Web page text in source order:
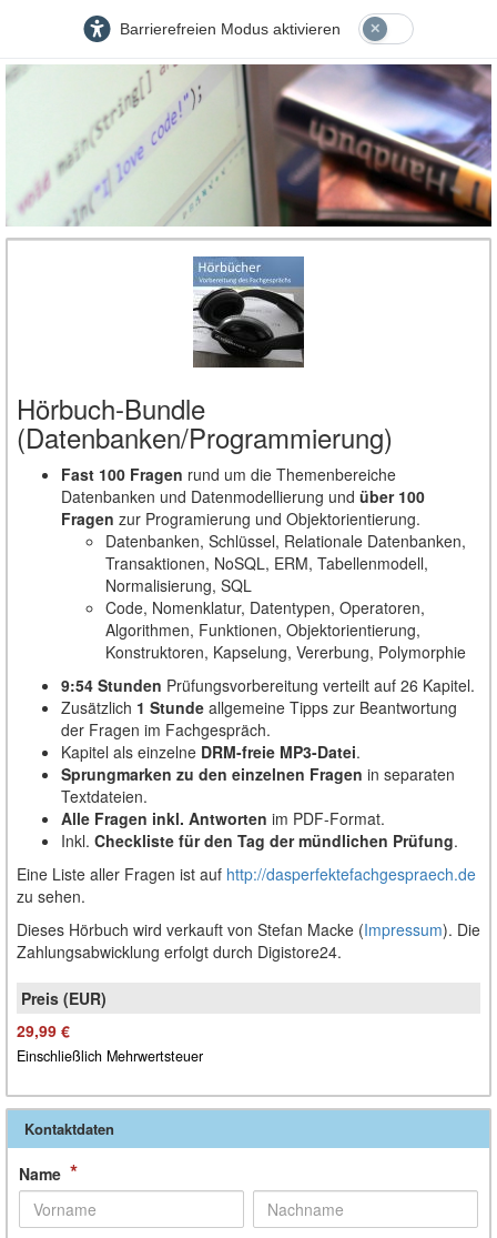
Barrierefreien Modus aktivieren
Hörbuch-Bundle
(Datenbanken/Programmierung)
Fast 100 Fragen rund um die Themenbereiche
Datenbanken und Datenmodellierung und über 100
Fragen zur Programierung und Objektorientierung.
Datenbanken, Schlüssel, Relationale Datenbanken,
Transaktionen, NoSQL, ERM, Tabellenmodell,
Normalisierung, SQL
Code, Nomenklatur, Datentypen, Operatoren,
Algorithmen, Funktionen, Objektorientierung,
Konstruktoren, Kapselung, Vererbung, Polymorphie
9:54 Stunden Prüfungsvorbereitung verteilt auf 26 Kapitel.
Zusätzlich 1 Stunde allgemeine Tipps zur Beantwortung
der Fragen im Fachgespräch.
Kapitel als einzelne DRM-freie MP3-Datei.
Sprungmarken zu den einzelnen Fragen in separaten
Textdateien.
Alle Fragen inkl. Antworten im PDF-Format.
Inkl. Checkliste für den Tag der mündlichen Prüfung.
Eine Liste aller Fragen ist auf http://dasperfektefachgespraech.de
zu sehen.
Dieses Hörbuch wird verkauft von Stefan Macke (Impressum). Die
Zahlungsabwicklung erfolgt durch Digistore24.
29,99 €
Einschließlich Mehrwertsteuer
Kontaktdaten
Name *